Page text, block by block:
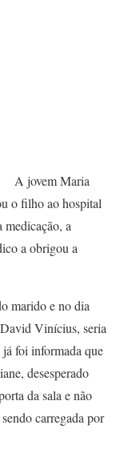
A jovem Maria
o filho ao hospital
medicação, a
a obrigou a
marido e no dia
Vinícius, seria
foi informada que
desesperado
da sala e não
carregada por